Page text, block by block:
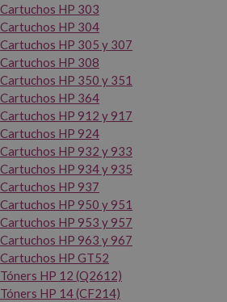
Cartuchos HP 303
Cartuchos HP 304
Cartuchos HP 305 y 307
Cartuchos HP 308
Cartuchos HP 350 y 351
Cartuchos HP 364
Cartuchos HP 912 y 917
Cartuchos HP 924
Cartuchos HP 932 y 933
Cartuchos HP 934 y 935
Cartuchos HP 937
Cartuchos HP 950 y 951
Cartuchos HP 953 y 957
Cartuchos HP 963 y 967
Cartuchos HP GT52
Tóners HP 12 (Q2612)
Tóners HP 14 (CF214)